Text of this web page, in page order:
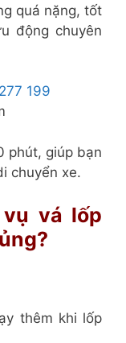
quá nặng, tốt
động chuyên
199
phút, giúp bạn
chuyển xe.
vá lốp
thêm khi lốp